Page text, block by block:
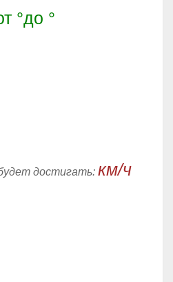
°до °
достигать: км/ч